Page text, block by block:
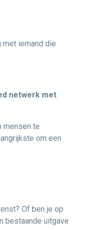
met iemand die
netwerk met
mensen te
om een
Of ben je op
bestaande uitgave